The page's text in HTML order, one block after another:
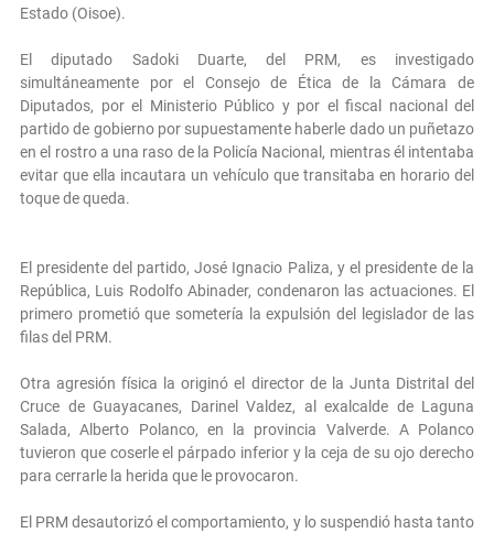
Estado (Oisoe).
El diputado Sadoki Duarte, del PRM, es investigado
simultáneamente por el Consejo de Ética de la Cámara de
Diputados, por el Ministerio Público y por el fiscal nacional del
partido de gobierno por supuestamente haberle dado un puñetazo
en el rostro a una raso de la Policía Nacional, mientras él intentaba
evitar que ella incautara un vehículo que transitaba en horario del
toque de queda.
El presidente del partido, José Ignacio Paliza, y el presidente de la
República, Luis Rodolfo Abinader, condenaron las actuaciones. El
primero prometió que sometería la expulsión del legislador de las
filas del PRM.
Otra agresión física la originó el director de la Junta Distrital del
Cruce de Guayacanes, Darinel Valdez, al exalcalde de Laguna
Salada, Alberto Polanco, en la provincia Valverde. A Polanco
tuvieron que coserle el párpado inferior y la ceja de su ojo derecho
para cerrarle la herida que le provocaron.
El PRM desautorizó el comportamiento, y lo suspendió hasta tanto